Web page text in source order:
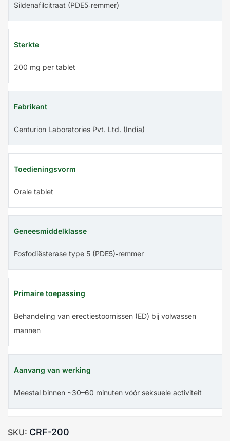
Sildenafilcitraat (PDE5‑remmer)
Sterkte
200 mg per tablet
Fabrikant
Centurion Laboratories Pvt. Ltd. (India)
Toedieningsvorm
Orale tablet
Geneesmiddelklasse
Fosfodiësterase type 5 (PDE5)‑remmer
Primaire toepassing
Behandeling van erectiestoornissen (ED) bij volwassen
mannen
Aanvang van werking
Meestal binnen ~30–60 minuten vóór seksuele activiteit
SKU: CRF-200